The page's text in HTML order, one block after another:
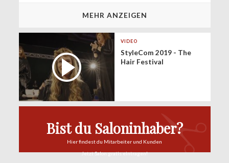
MEHR ANZEIGEN
VIDEO
StyleCom 2019 - The
Hair Festival
Bist du Saloninhaber?
Hier findest du Mitarbeiter und Kunden
Jetzt Salongratis eintragen!